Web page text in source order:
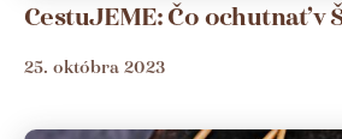
CestuJEME: Čo ochutnať v
25. októbra 2023